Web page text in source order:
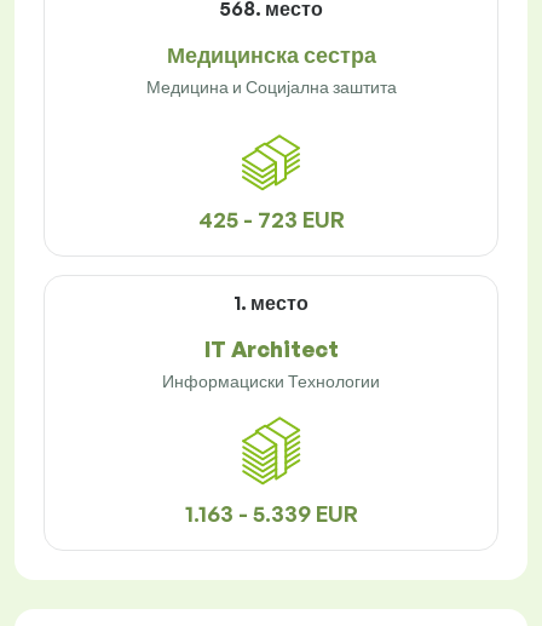
568. место
Медицинска сестра
Медицина и Социјална заштита
425 - 723 EUR
1. место
IT Architect
Информациски Технологии
1.163 - 5.339 EUR